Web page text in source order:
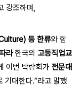
강조하며,
등 한류와 함
라 한국의 고등직업교
이번 박람회가 전문대
기대한다.”라고 말했